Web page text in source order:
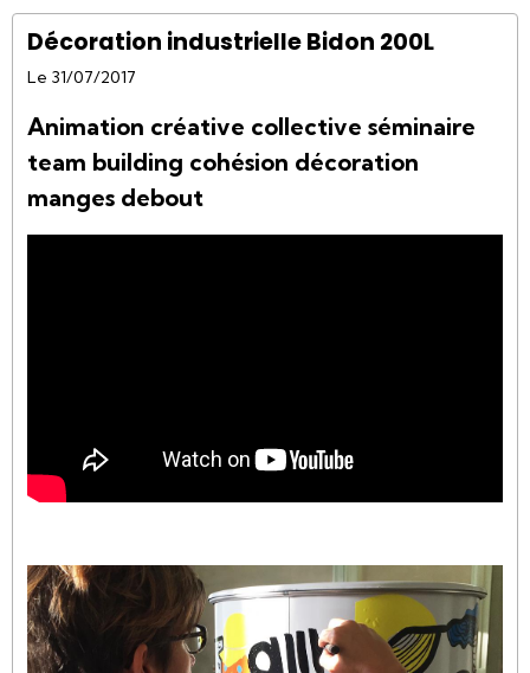
Décoration industrielle Bidon 200L
Le 31/07/2017
Animation créative collective séminaire
team building cohésion décoration
manges debout